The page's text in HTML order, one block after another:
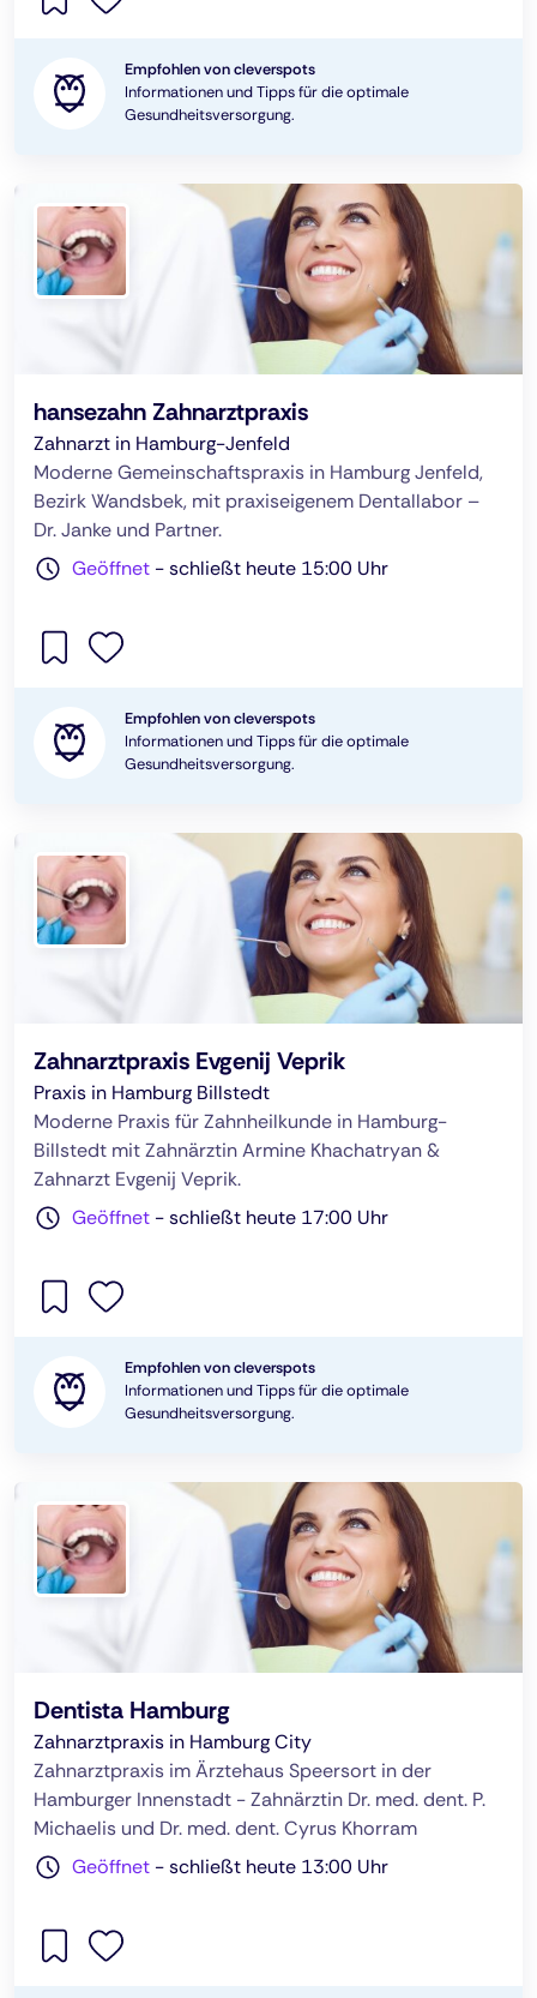
Empfohlen von cleverspots
Informationen und Tipps für die optimale
Gesundheitsversorgung.
hansezahn Zahnarztpraxis
Zahnarzt in Hamburg-Jenfeld
Moderne Gemeinschaftspraxis in Hamburg Jenfeld,
Bezirk Wandsbek, mit praxiseigenem Dentallabor –
Dr. Janke und Partner.
Geöffnet -schließt heute 15:00 Uhr
Empfohlen von cleverspots
Informationen und Tipps für die optimale
Gesundheitsversorgung.
Zahnarztpraxis Evgenij Veprik
Praxis in Hamburg Billstedt
Moderne Praxis für Zahnheilkunde in Hamburg-
Billstedt mit Zahnärztin Armine Khachatryan &
Zahnarzt Evgenij Veprik.
Geöffnet -schließt heute 17:00 Uhr
Empfohlen von cleverspots
Informationen und Tipps für die optimale
Gesundheitsversorgung.
Dentista Hamburg
Zahnarztpraxis in Hamburg City
Zahnarztpraxis im Ärztehaus Speersort in der
Hamburger Innenstadt - Zahnärztin Dr. med. dent. P.
Michaelis und Dr. med. dent. Cyrus Khorram
Geöffnet -schließt heute 13:00 Uhr